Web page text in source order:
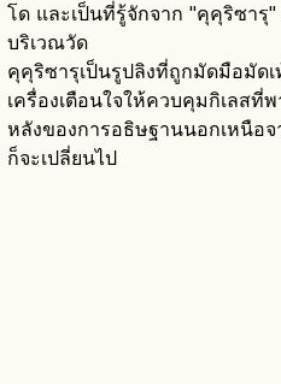
โด และเป็นที่รู้จักจาก "คุคุริซารุ
บริเวณวัด
คุคุริซารุเป็นรูปลิงที่ถูกมัดมือมัด
เครื่องเตือนใจให้ควบคุมกิเลสที่
หลังของการอธิษฐานนอกเหนือ
ก็จะเปลี่ยนไป